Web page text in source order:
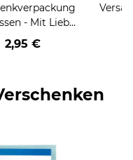
- Mit Liebe
geschenkt
2,95 €